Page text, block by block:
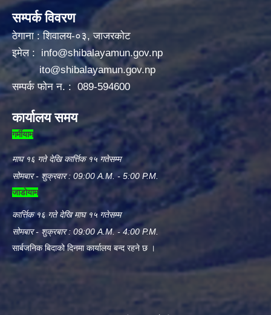
सम्पर्क विवरण
ठेगाना : शिवालय-०३, जाजरकोट
इमेल : info@shibalayamun.gov.np
ito@shibalayamun.gov.np
सम्पर्क फोन न. : 089-594600
कार्यालय समय
गर्मीयाम
माघ १६ गते देखि कार्त्तिक १५ गतेसम्म
सोमबार - शुक्रवार : 09:00 A.M. - 5:00 P.M.
जाडोयाम
कार्त्तिक १६ गते देखि माघ १५ गतेसम्म
सोमबार - शुक्रबार : 09:00 A.M. - 4:00 P.M.
सार्बजनिक बिदाको दिनमा कार्यालय बन्द रहने छ ।